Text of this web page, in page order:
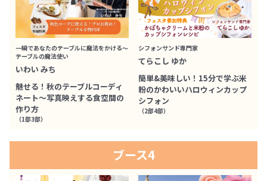
一瞬であなたのテーブルに魔法をかける～
テーブルの魔法使い
いわい みち
魅せる！秋のテーブルコーディ
ネート～写真映えする食空間の
作り方
（1部3部）
シフォンサンド専門家
てらこし ゆか
簡単&美味しい！15分で学ぶ米
粉のかわいいハロウィンカップ
シフォン
（2部4部）
ブース4